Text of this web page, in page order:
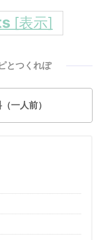
[表示]
とつくれぽ
一人前）